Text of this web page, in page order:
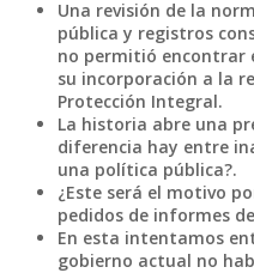
Una revisión de la
pública y registros
no permitió encontrar
su incorporación a la
Protección Integral.
La historia abre una
diferencia hay entre
una política pública?.
¿Este será el motivo
pedidos de informes
En esta intentamos
gobierno actual no